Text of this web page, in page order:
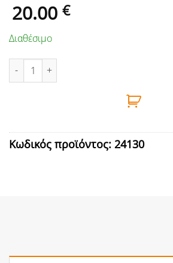
20.00 €
Διαθέσιμο
ΑΣΦΑΛΤΟΤΑΙΝΙΑ ΠΙΣΣΑΣ ΑΣΗΜΙ
Κωδικός προϊόντος: 24130